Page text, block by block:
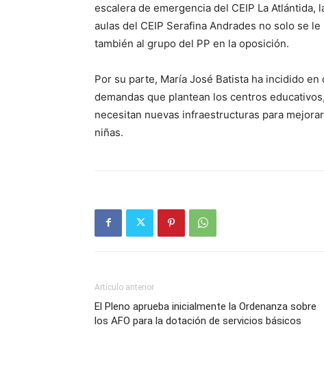
escalera de emergencia del CEIP La Atlántida,
aulas del CEIP Serafina Andrades no solo se
también al grupo del PP en la oposición.
Por su parte, María José Batista ha incidido
demandas que plantean los centros
necesitan nuevas infraestructuras para
niñas.
Artículo anterior
El Pleno aprueba inicialmente la Ordenanza sobre
los AFO para la dotación de servicios básicos